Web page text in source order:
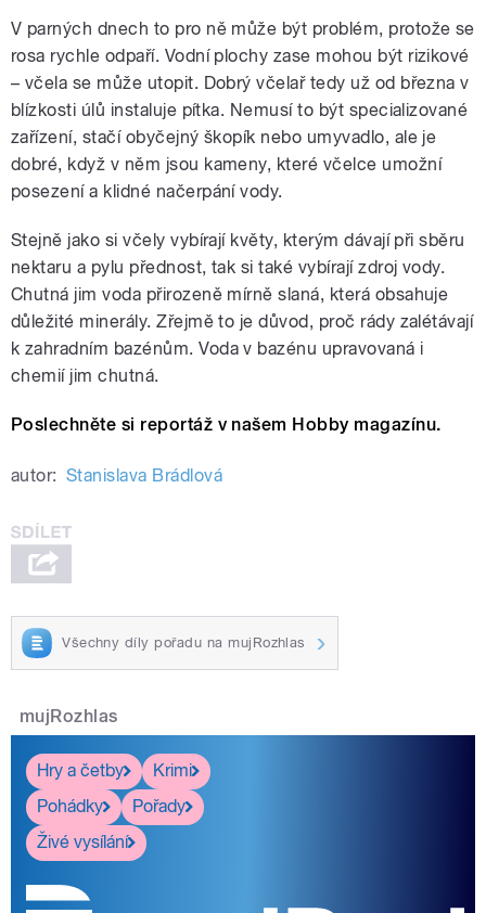
V parných dnech to pro ně může být problém, protože se
rosa rychle odpaří. Vodní plochy zase mohou být rizikové
– včela se může utopit. Dobrý včelař tedy už od března v
blízkosti úlů instaluje pítka. Nemusí to být specializované
zařízení, stačí obyčejný škopík nebo umyvadlo, ale je
dobré, když v něm jsou kameny, které včelce umožní
posezení a klidné načerpání vody.
Stejně jako si včely vybírají květy, kterým dávají při sběru
nektaru a pylu přednost, tak si také vybírají zdroj vody.
Chutná jim voda přirozeně mírně slaná, která obsahuje
důležité minerály. Zřejmě to je důvod, proč rády zalétávají
k zahradním bazénům. Voda v bazénu upravovaná i
chemií jim chutná.
Poslechněte si reportáž v našem Hobby magazínu.
autor: Stanislava Brádlová
Všechny díly pořadu na mujRozhlas
mujRozhlas
Hry a četby
Krimi
Pohádky
Pořady
Živé vysílání